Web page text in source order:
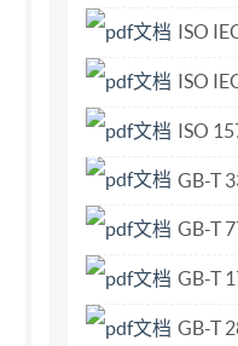
阀 GB/T21302包装用
268号） 中华人民共
术语和定义适用于本
包含推进剂的气雾剂
和（或）压缩气体。
件。 ［来源：GB/
ISO IEC 23001-10 2020
ISO IEC 10181-3 1996 Information
ISO 15708-3 2017 Non-destructive
GB-T 33316-2016
GB-T 7761-2003
GB-T 17683.1-1999 太阳能 在地面不同接
GB-T 28621-2012